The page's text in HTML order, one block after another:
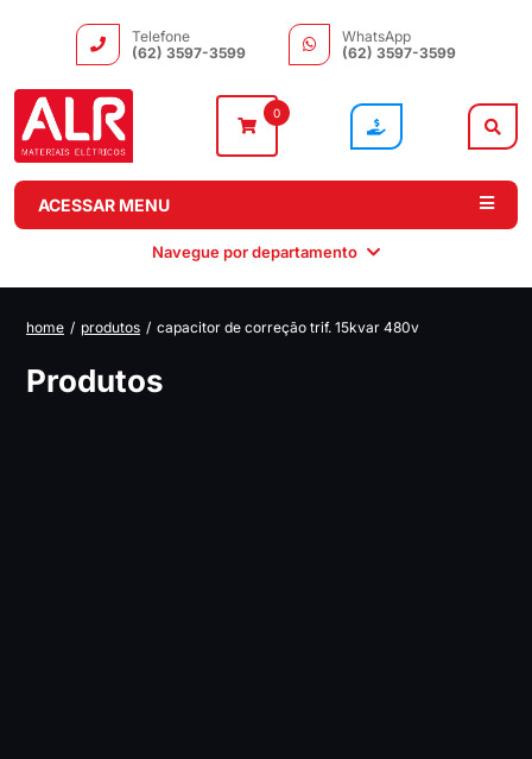
0
Telefone
(62) 3597-3599
WhatsApp
(62) 3597-3599
ACESSAR MENU
Navegue por departamento
Distribuição
home / produtos / capacitor de correção trif. 15kvar 480v
Produtos